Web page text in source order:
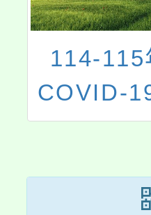
轉知本
展局推
「孕產
心」服
案，歡